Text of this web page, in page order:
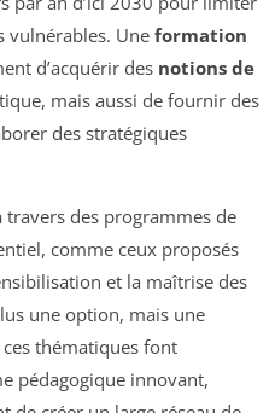
vulnérables. Une formation
d’acquérir des notions de
mais aussi de fournir des
des stratégiques
travers des programmes de
comme ceux proposés
et la maîtrise des
une option, mais une
ces thématiques font
pédagogique innovant,